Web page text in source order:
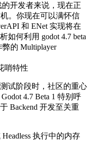
的开发者来说，现在正
。你现在可以满怀信
和 ENet 实现将在
如何利用 godot 4.7 beta
的 Multiplayer
哨特性
试阶段时，社区的重心
4.7 Beta 1 特别呼
Backend 开发至关重
执行中的内存